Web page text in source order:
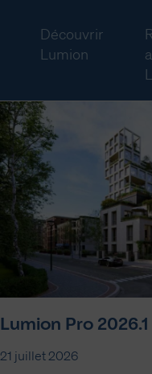
Découvrir
Lumion
Lumion Pro
21 juillet 2026